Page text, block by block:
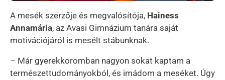
A mesék szerzője és megvalósítója, Hainess
Annamária, az Avasi Gimnázium tanára saját
motivációjáról is mesélt stábunknak.
– Már gyerekkoromban nagyon sokat kaptam a
természettudományokból, és imádom a meséket. Úgy